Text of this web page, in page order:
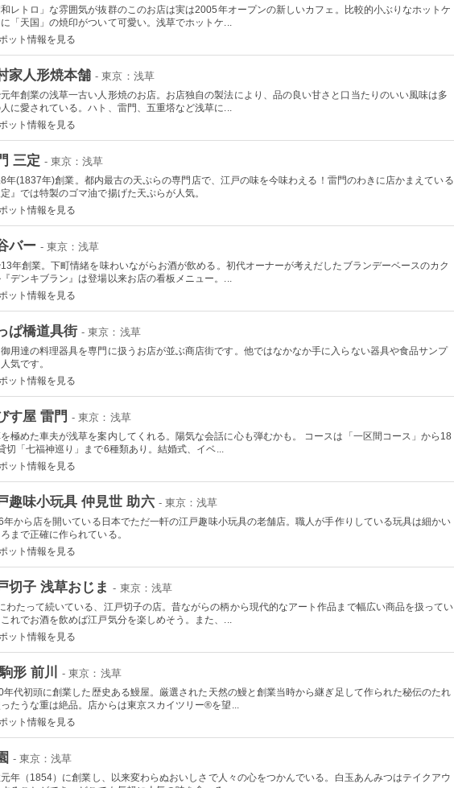
和レトロ」な雰囲気が抜群のこのお店は実は2005年オープンの新しいカフェ。比較的小ぶりなホットケ
「天国」の焼印がついて可愛い。浅草でホットケ...
ット情報を見る
家人形焼本舗 - 東京：浅草
年創業の浅草一古い人形焼のお店。お店独自の製法により、品の良い甘さと口当たりのいい風味は多
人に愛されている。ハト、雷門、五重塔など浅草に...
ット情報を見る
三定 - 東京：浅草
年(1837年)創業。都内最古の天ぷらの専門店で、江戸の味を今味わえる！雷門のわきに店かまえている
定』では特製のゴマ油で揚げた天ぷらが人気。
ット情報を見る
バー - 東京：浅草
年創業。下町情緒を味わいながらお酒が飲める。初代オーナーが考えだしたブランデーベースのカク
デンキブラン』は登場以来お店の看板メニュー。...
ット情報を見る
ぱ橋道具街 - 東京：浅草
用達の料理器具を専門に扱うお店が並ぶ商店街です。他ではなかなか手に入らない器具や食品サンプ
気です。
ット情報を見る
す屋 雷門 - 東京：浅草
極めた車夫が浅草を案内してくれる。陽気な会話に心も弾むかも。 コースは「一区間コース」から18
切「七福神巡り」まで6種類あり。結婚式、イベ...
ット情報を見る
趣味小玩具 仲見世 助六 - 東京：浅草
年から店を開いている日本でただ一軒の江戸趣味小玩具の老舗店。職人が手作りしている玩具は細かい
まで正確に作られている。
ット情報を見る
切子 浅草おじま - 東京：浅草
わたって続いている、江戸切子の店。昔ながらの柄から現代的なアート作品まで幅広い商品を扱ってい
れでお酒を飲めば江戸気分を楽しめそう。また、...
ット情報を見る
形 前川 - 東京：浅草
年代初頭に創業した歴史ある鰻屋。厳選された天然の鰻と創業当時から継ぎ足して作られた秘伝のたれ
たうな重は絶品。店からは東京スカイツリー®を望...
ット情報を見る
- 東京：浅草
年（1854）に創業し、以来変わらぬおいしさで人々の心をつかんでいる。白玉あんみつはテイクアウ